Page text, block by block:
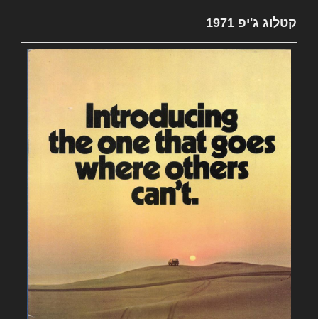
קטלוג ג'יפ 1971